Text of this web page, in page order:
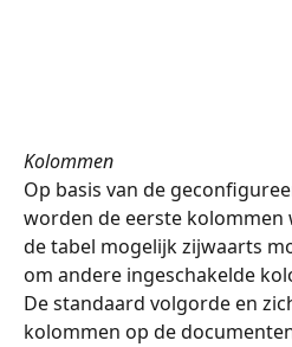
Kolommen
Op basis van de
worden de eerste kolommen
de tabel mogelijk zijwaarts
om andere ingeschakelde
De standaard volgorde en
kolommen op de